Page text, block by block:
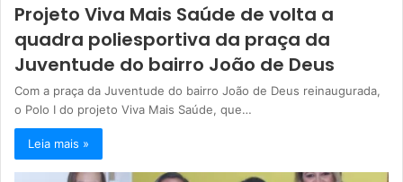
Projeto Viva Mais Saúde de volta a
quadra poliesportiva da praça da
Juventude do bairro João de Deus
Com a praça da Juventude do bairro João de Deus reinaugurada,
o Polo I do projeto Viva Mais Saúde, que…
Leia mais »